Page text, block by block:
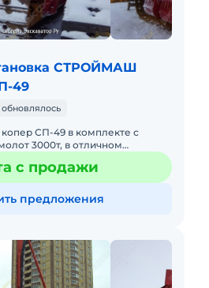
СТРОЙМАШ
49
СП-49 в комплекте с
3000т, в отличном
-звони сейчас ! Год выпуска
с продажи
предложения